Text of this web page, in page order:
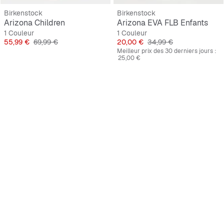
Birkenstock
Arizona Children
1 Couleur
Prix
55,99 € Prix original
69,99 €
Birkenstock
Arizona EVA FLB Enfants
1 Couleur
Prix
20,00 € Prix original
34,99 €
Meilleur prix des 30 derniers jours :
25,00 €